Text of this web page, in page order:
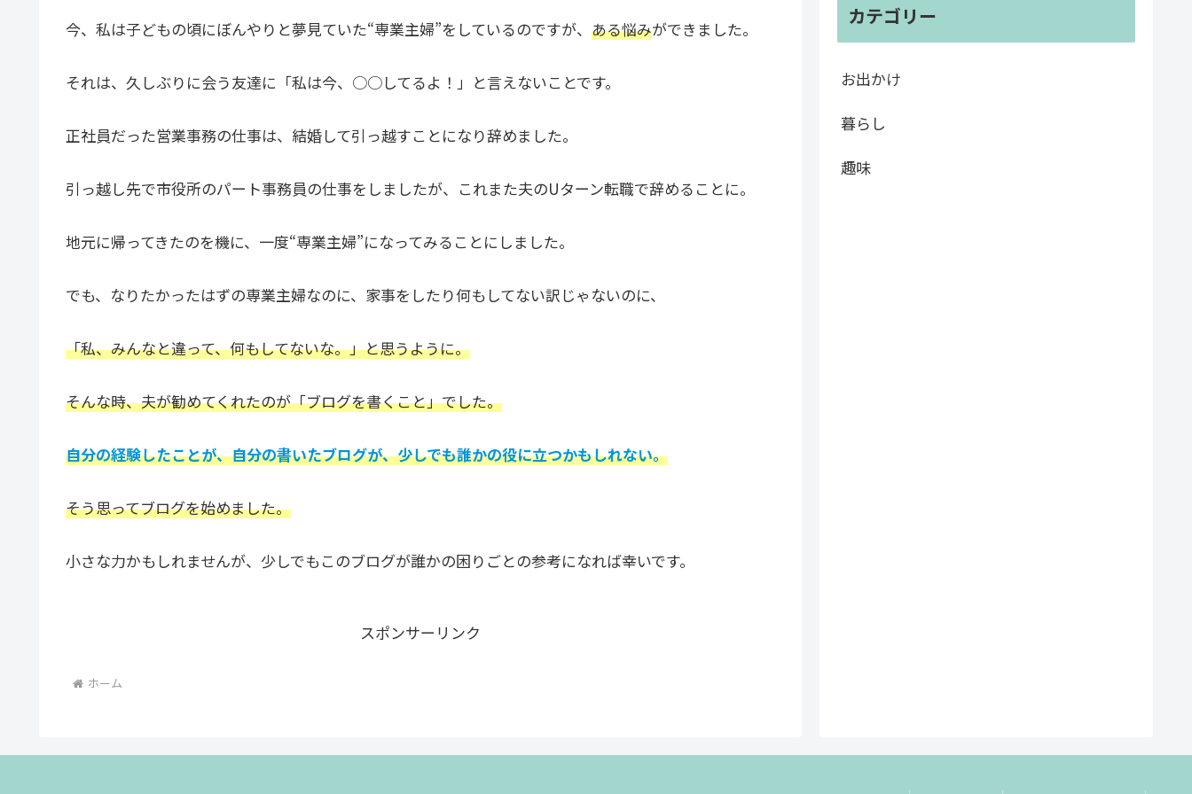
今、私は子どもの頃にぼんやりと夢見ていた“専業主婦”をしているのですが、 ある悩みができました。
それは、久しぶりに会う友達に「私は今、○○してるよ！」と言えないことです。
正社員だった営業事務の仕事は、結婚して引っ越すことになり辞めました。
引っ越し先で市役所のパート事務員の仕事をしましたが、これまた夫のUターン転職で辞めることに。
地元に帰ってきたのを機に、一度“専業主婦”になってみることにしました。
でも、なりたかったはずの専業主婦なのに、家事をしたり何もしてない訳じゃないのに、
「私、みんなと違って、何もしてないな。」と思うように。
そんな時、夫が勧めてくれたのが「ブログを書くこと」でした。
自分の経験したことが、自分の書いたブログが、少しでも誰かの役に立つかもしれない。
そう思ってブログを始めました。
小さな力かもしれませんが、少しでもこのブログが誰かの困りごとの参考になれば幸いです。
スポンサーリンク
ホーム
カテゴリー
お出かけ
暮らし
趣味